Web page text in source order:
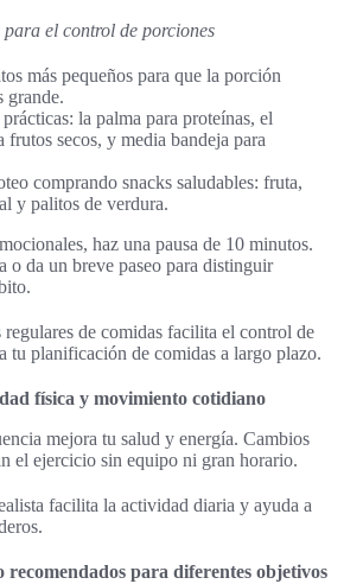
para el control de porciones
más pequeños para que la porción
grande.
la palma para proteínas, el
frutos secos, y media bandeja para
comprando snacks saludables: fruta,
y palitos de verdura.
haz una pausa de 10 minutos.
o da un breve paseo para distinguir
de comidas facilita el control de
tu planificación de comidas a largo plazo.
física y movimiento cotidiano
mejora tu salud y energía. Cambios
el ejercicio sin equipo ni gran horario.
facilita la actividad diaria y ayuda a
recomendados para diferentes objetivos